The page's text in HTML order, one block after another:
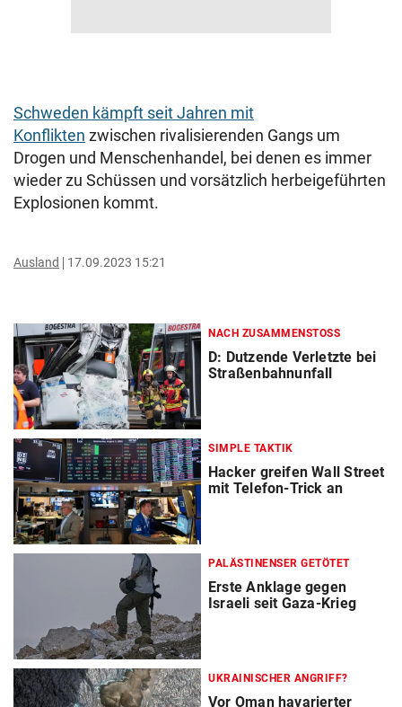
Schweden kämpft seit Jahren mit
Konflikten zwischen rivalisierenden Gangs um
Drogen und Menschenhandel, bei denen es immer
wieder zu Schüssen und vorsätzlich herbeigeführten
Explosionen kommt.
Ausland 17.09.2023 15:21
NACH ZUSAMMENSTOSS
D: Dutzende Verletzte bei
Straßenbahnunfall
SIMPLE TAKTIK
Hacker greifen Wall Street
mit Telefon-Trick an
PALÄSTINENSER GETÖTET
Erste Anklage gegen
Israeli seit Gaza-Krieg
UKRAINISCHER ANGRIFF?
Vor Oman havarierter